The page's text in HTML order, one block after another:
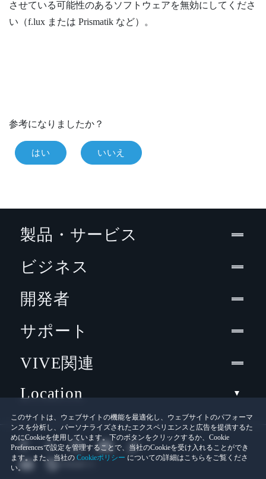
させている可能性のあるソフトウェアを無効にしてくださ
い（f.lux または Prismatik など）。
参考になりましたか？
はい いいえ
このサイトは、ウェブサイトの機能を最適化し、ウェブサイトのパフォーマ
ンスを分析し、パーソナライズされたエクスペリエンスと広告を提供するた
めにCookieを使用しています。下のボタンをクリックするか、Cookie
Preferencesで設定を管理することで、当社のCookieを受け入れることができ
ます。また、当社の Cookieポリシー についての詳細はこちらをご覧くださ
い。
製品・サービス
ビジネス
開発者
サポート
VIVE関連
Location